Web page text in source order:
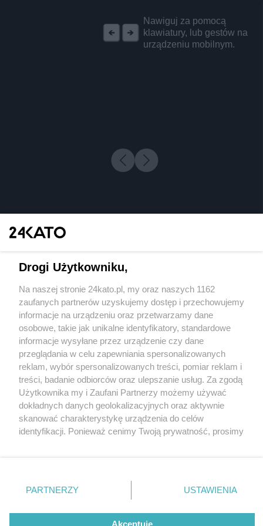
Nawiguj za pomocą
klawiatury, lub gestów na
urządzeniu mobilnym.
4 / 0
Wydawca mediów lokalnych
Nie zapomnij
zapoznać się z:
polityką prywatności regulamin korzystania z portali
Twojemiasto
Piekary Śląskie
Chorzów
Tarnowskie Góry
Gliwice
Skontakuj sięz nami
Kontakt
Wydawca
Redakcja
Drogi Użytkowniku,
Na naszej stronie 24kato.pl, my oraz naszych 1162
zaufanych partnerów uzyskujemy dostęp i przechowujemy
informacje na urządzeniu oraz przetwarzamy dane
osobowe, takie jak unikalne identyfikatory, standardowe
informacje wysyłane przez urządzenie czy dane
przeglądania w celu zapewniania spersonalizowanych
reklam, wybór spersonalizowanych treści, pomiar reklam i
treści, badanie odbiorców oraz ulepszanie usług. Za zgodą
Użytkownika my i Zaufani Partnerzy możemy używać
dokładnych danych geolokalizacyjnych oraz aktywnie
skanować charakterystykę urządzenia do celów
identyfikacji. Ponieważ cenimy Twoją prywatność, prosimy
prywatności znajdujący się w lewym dolnym rogu strony
. Niektóre rodzaje przetwarzania danych nie wymagają
zgody użytkownika, ale masz prawo sprzeciwić się
takiemu przetwarzaniu. Preferencje będą miały
PARTNERZY USTAWIENIA
Akceptuję